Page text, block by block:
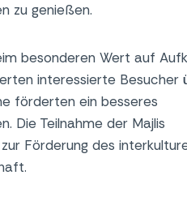
zu genießen.
besonderen Wert auf
interessierte Besucher
förderten ein besseres
Die Teilnahme der Majlis
Förderung des